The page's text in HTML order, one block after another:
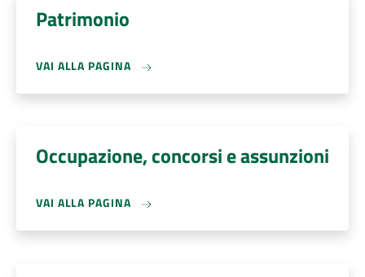
Patrimonio
VAI ALLA PAGINA
Occupazione, concorsi e assunzioni
VAI ALLA PAGINA